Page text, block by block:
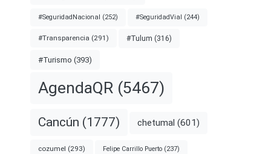
#SeguridadNacional (252) #SeguridadVial (244)
#Transparencia (291) #Tulum (316)
#Turismo (393)
AgendaQR (5467)
Cancún (1777) chetumal (601)
cozumel (293) Felipe Carrillo Puerto (237)